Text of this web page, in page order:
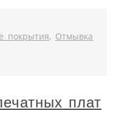
покрытия, Отмывка
плат